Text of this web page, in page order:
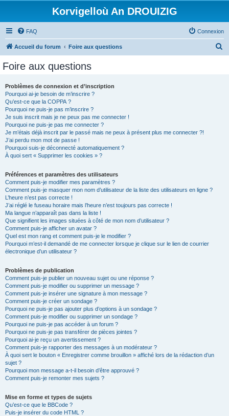
Korvigelloù An DROUIZIG
FAQ Connexion
Accueil du forum Foire aux questions
Foire aux questions
Problèmes de connexion et d’inscription
Pourquoi ai-je besoin de m’inscrire ?
Qu’est-ce que la COPPA ?
Pourquoi ne puis-je pas m’inscrire ?
Je suis inscrit mais je ne peux pas me connecter !
Pourquoi ne puis-je pas me connecter ?
Je m’étais déjà inscrit par le passé mais ne peux à présent plus me connecter ?!
J’ai perdu mon mot de passe !
Pourquoi suis-je déconnecté automatiquement ?
À quoi sert « Supprimer les cookies » ?
Préférences et paramètres des utilisateurs
Comment puis-je modifier mes paramètres ?
Comment puis-je masquer mon nom d’utilisateur de la liste des utilisateurs en ligne ?
L’heure n’est pas correcte !
J’ai réglé le fuseau horaire mais l’heure n’est toujours pas correcte !
Ma langue n’apparaît pas dans la liste !
Que signifient les images situées à côté de mon nom d’utilisateur ?
Comment puis-je afficher un avatar ?
Quel est mon rang et comment puis-je le modifier ?
Pourquoi m’est-il demandé de me connecter lorsque je clique sur le lien de courrier
électronique d’un utilisateur ?
Problèmes de publication
Comment puis-je publier un nouveau sujet ou une réponse ?
Comment puis-je modifier ou supprimer un message ?
Comment puis-je insérer une signature à mon message ?
Comment puis-je créer un sondage ?
Pourquoi ne puis-je pas ajouter plus d’options à un sondage ?
Comment puis-je modifier ou supprimer un sondage ?
Pourquoi ne puis-je pas accéder à un forum ?
Pourquoi ne puis-je pas transférer de pièces jointes ?
Pourquoi ai-je reçu un avertissement ?
Comment puis-je rapporter des messages à un modérateur ?
À quoi sert le bouton « Enregistrer comme brouillon » affiché lors de la rédaction d’un
sujet ?
Pourquoi mon message a-t-il besoin d’être approuvé ?
Comment puis-je remonter mes sujets ?
Mise en forme et types de sujets
Qu’est-ce que le BBCode ?
Puis-je insérer du code HTML ?